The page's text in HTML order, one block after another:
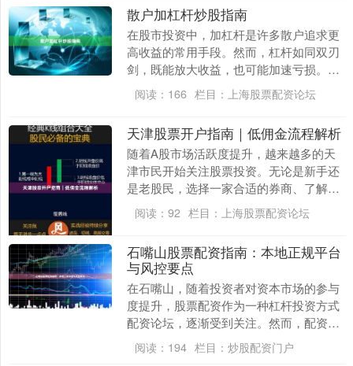
散户加杠杆炒股指南
在股市投资中，加杠杆是许多散户追求更
高收益的常用手段。然而，杠杆如同双刃
剑，既能放大收益，也可能加速亏损。本
文将为散户投资者提供一份全面的加杠杆
炒股指南，帮助您....
阅读： 166 栏目： 上海股票配资论坛
天津股票开户指南｜低佣金流程解析
随着A股市场活跃度提升，越来越多的天
津市民开始关注股票投资。无论是新手还
是老股民，选择一家合适的券商、了解低
佣金开户流程，都是降低交易成本、提升
投资效率的关键一....
阅读： 92 栏目： 上海股票配资论坛
石嘴山股票配资指南：本地正规平台
与风控要点
在石嘴山，随着投资者对资本市场的参与
度提升，股票配资作为一种杠杆投资方式
配资论坛，逐渐受到关注。然而，配资市
场鱼龙混杂，如何选择本地正规平台、掌
握风控要点，是每....
阅读： 194 栏目： 炒股配资门户